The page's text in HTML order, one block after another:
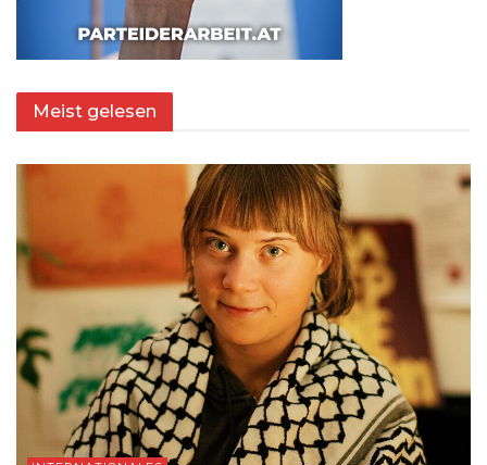
Meist gelesen